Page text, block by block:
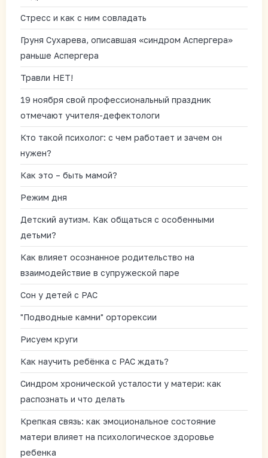
Стресс и как с ним совладать
Груня Сухарева, описавшая «синдром Аспергера»
раньше Аспергера
Травли НЕТ!
19 ноября свой профессиональный праздник
отмечают учителя-дефектологи
Кто такой психолог: с чем работает и зачем он
нужен?
Как это – быть мамой?
Режим дня
Детский аутизм. Как общаться с особенными
детьми?
Как влияет осознанное родительство на
взаимодействие в супружеской паре
Сон у детей с РАС
"Подводные камни" орторексии
Рисуем круги
Как научить ребёнка с РАС ждать?
Синдром хронической усталости у матери: как
распознать и что делать
Крепкая связь: как эмоциональное состояние
матери влияет на психологическое здоровье
ребенка